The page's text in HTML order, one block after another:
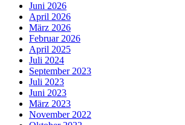
Juni 2026
April 2026
März 2026
Februar 2026
April 2025
Juli 2024
September 2023
Juli 2023
Juni 2023
März 2023
November 2022